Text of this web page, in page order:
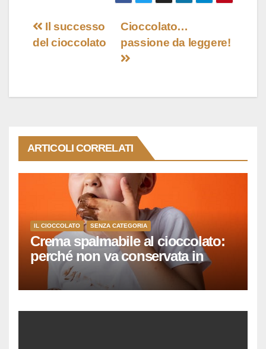
NavigazioneCioccolato…
passione da leggere!
Il successo
del cioccolato
ARTICOLI CORRELATI
IL CIOCCOLATO SENZA CATEGORIA
Crema spalmabile al cioccolato:
perché non va conservata in
frigo?